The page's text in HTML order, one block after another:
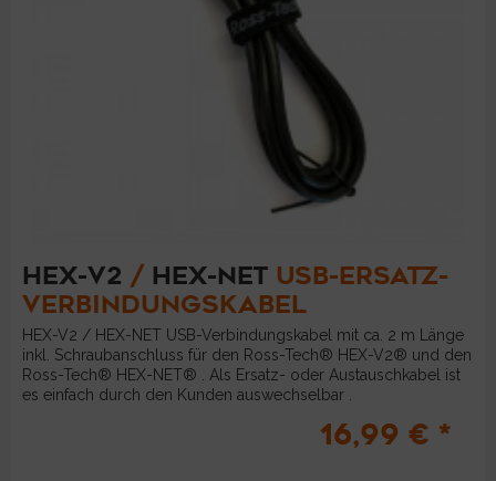
HEX-V2 / HEX-NET USB-ERSATZ-
VERBINDUNGSKABEL
HEX-V2 / HEX-NET USB-Verbindungskabel mit ca. 2 m Länge
inkl. Schraubanschluss für den Ross-Tech® HEX-V2® und den
Ross-Tech® HEX-NET® . Als Ersatz- oder Austauschkabel ist
es einfach durch den Kunden auswechselbar .
16,99 € *